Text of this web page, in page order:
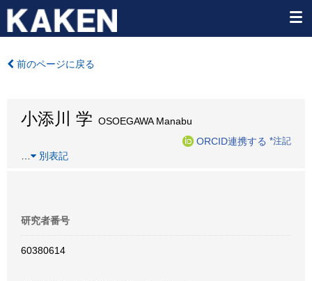
前のページに戻る
小添川 学 OSOEGAWA Manabu
ORCID連携する *注記
別表記
研究者番号
60380614